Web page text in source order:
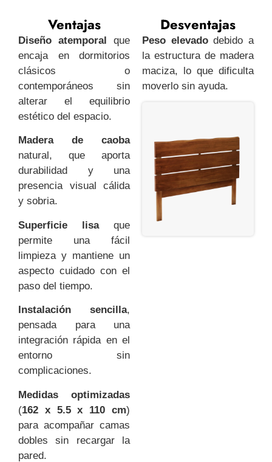
Ventajas
Diseño atemporal que
encaja en dormitorios
clásicos o
contemporáneos sin
alterar el equilibrio
estético del espacio.
Madera de caoba
natural, que aporta
durabilidad y una
presencia visual cálida
y sobria.
Superficie lisaque
permite una fácil
limpieza y mantiene un
aspecto cuidado con el
paso del tiempo.
Instalación sencilla,
pensada para una
integración rápida en el
entorno sin
complicaciones.
Medidas optimizadas
(162 x 5.5 x 110 cm)
para acompañar camas
dobles sin recargar la
pared.
Desventajas
Peso elevadodebido a
la estructura de madera
maciza, lo que dificulta
moverlo sin ayuda.